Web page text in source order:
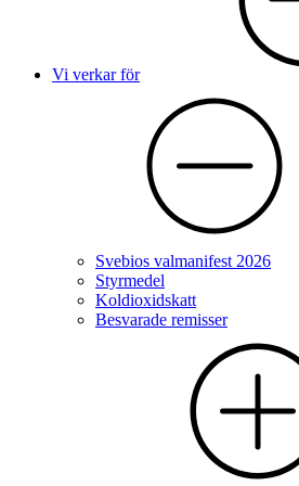
Vi verkar för
Svebios valmanifest 2026
Styrmedel
Koldioxidskatt
Besvarade remisser